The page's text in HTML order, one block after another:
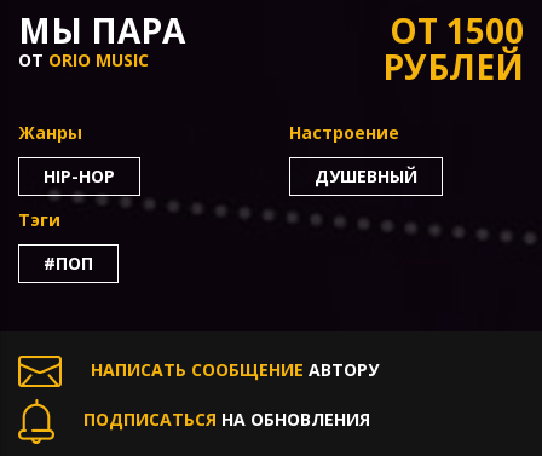
МЫ ПАРА
ОТ ORIO MUSIC
ОТ 1500
РУБЛЕЙ
Жанры
HIP-HOP
Настроение
ДУШЕВНЫЙ
Тэги
#ПОП
НАПИСАТЬ СООБЩЕНИЕ АВТОРУ
ПОДПИСАТЬСЯ НА ОБНОВЛЕНИЯ